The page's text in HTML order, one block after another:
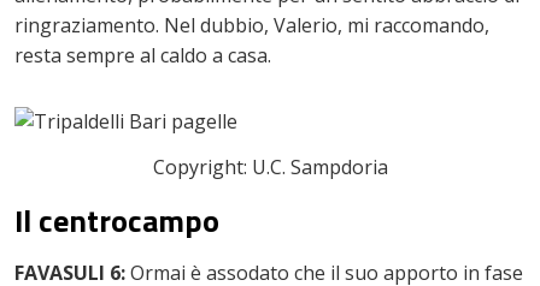
ringraziamento. Nel dubbio, Valerio, mi raccomando,
resta sempre al caldo a casa.
Copyright: U.C. Sampdoria
Il centrocampo
FAVASULI 6:Ormai è assodato che il suo apporto in fase